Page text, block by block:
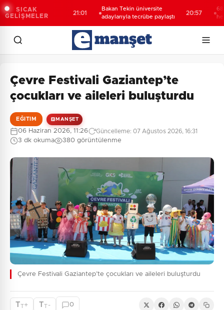
SICAK
GELİŞMELER
Bakan Tekin üniversite
adaylarıyla tecrübe paylaştı
688
hesaplarda
Çevre Festivali Gaziantep’te
çocukları ve aileleri buluşturdu
EĞITIM MANŞET
06 Haziran 2026, 11:26 Güncelleme: 07 Ağustos 2026, 16:31
3 dk okuma 380 görüntülenme
Çevre Festivali Gaziantep’te çocukları ve aileleri buluşturdu
TT+ TT - 0